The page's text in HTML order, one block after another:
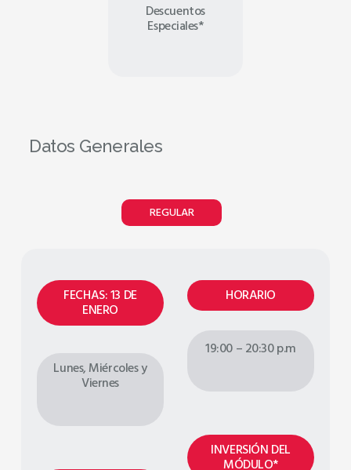
Descuentos
Especiales*
Datos Generales
REGULAR
FECHAS: 13 DE
ENERO
Lunes, Miércoles y
Viernes
HORARIO
19:00 – 20:30 p.m
INVERSIÓN DEL
MÓDULO*